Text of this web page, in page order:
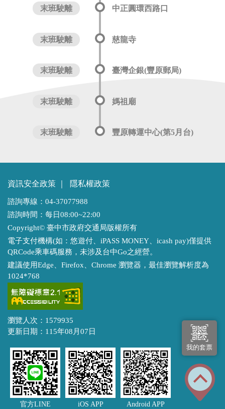
末班駛離 中正圓環西路口
末班駛離 慈龍寺
末班駛離 臺灣企銀(豐原郵局)
末班駛離 媽祖廟
末班駛離 豐原轉運中心(第5月台)
資訊安全政策 隱私權政策
諮詢專線：04-37077988
諮詢時間：每日08:00~22:00
Copyright© 臺中市政府交通局版權所有
電子支付機構(如：悠遊付、iPASS MONEY、icash pay)僅提供
QRCode乘車碼服務，未涉及台中Go之經營。
建議使用Edge、Firefox、Chrome 瀏覽器，最佳瀏覽解析度為
1024*768
瀏覽人次：1579935
更新日期：115年08月07日
官方LINE iOS APP Android APP
我的套票